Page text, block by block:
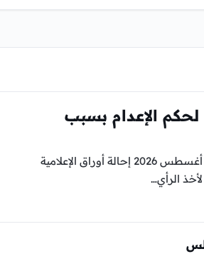
الإعدام بسبب
محكمة جنايات القاهرة قررت يوم الثلاثاء 4 أغسطس 2026 إحالة أوراق الإعلامية
الرأي…